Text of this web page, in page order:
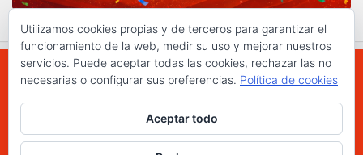
WWW.ELCHAPLON.COM © 2026. Todos los
derechos reservados.
Utilizamos cookies propias y de terceros para garantizar el
funcionamiento de la web, medir su uso y mejorar nuestros
servicios. Puede aceptar todas las cookies, rechazar las no
necesarias o configurar sus preferencias. Política de cookies
Aceptar todo